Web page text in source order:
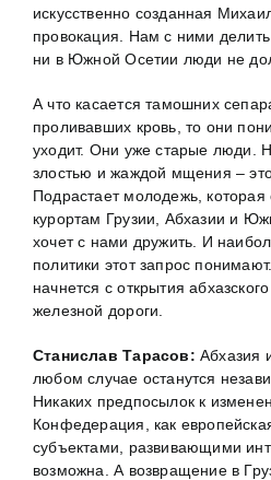
искусственно созданная
провокация. Нам с ними делить
ни в Южной Осетии люди не
А что касается тамошних
проливавших кровь, то они
уходит. Они уже старые люди.
злостью и жаждой мщения –
Подрастает молодежь, которая
курортам Грузии, Абхазии и
хочет с нами дружить. И
политики этот запрос
начнется с открытия
железной дороги.
Станислав Тарасов: Абхазия
любом случае останутся
Никаких предпосылок к
Конфедерация, как
субъектами, развивающими
возможна. А возвращение в